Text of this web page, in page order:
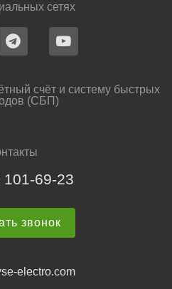
сетях
счёт и систему быстрых
(СБП)
101-69-23
звонок
electro.com